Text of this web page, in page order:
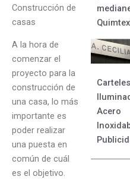
Construcción de
casas
A la hora de
comenzar el
proyecto para la
construcción de
una casa, lo más
importante es
poder realizar
una puesta en
común de cuál
es el objetivo.
Carteles
Acero